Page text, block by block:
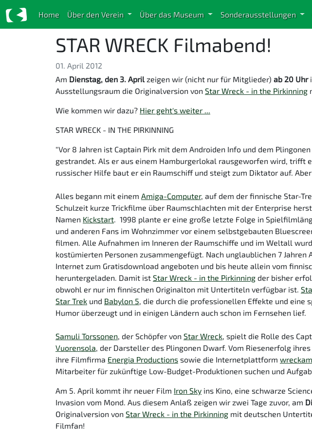
Home Über den Verein Über das Museum Sonderausstellungen
STAR WRECK Filmabend!
01. April 2012
Am Dienstag, den 3. April zeigen wir (nicht nur für Mitglieder) ab 20 Uhr
Ausstellungsraum die Originalversion von Star Wreck - in the Pirkinning
Wie kommen wir dazu? Hier geht's weiter ...
STAR WRECK - IN THE PIRKINNING
"Vor 8 Jahren ist Captain Pirk mit dem Androiden Info und dem
gestrandet. Als er aus einem Hamburgerlokal rausgeworfen wird, trifft
russischer Hilfe baut er ein Raumschiff und steigt zum Diktator auf.
Alles begann mit einem Amiga-Computer, auf dem der finnische Star-
Schulzeit kurze Trickfilme über Raumschlachten mit der Enterprise
Namen Kickstart. 1998 plante er eine große letzte Folge in
und anderen Fans im Wohnzimmer vor einem selbstgebauten
filmen. Alle Aufnahmen im Inneren der Raumschiffe und im Weltall
kostümierten Personen zusammengefügt. Nach unglaublichen 7
Internet zum Gratisdownload angeboten und bis heute allein vom
heruntergeladen. Damit ist Star Wreck - in the Pirkinning der bisher
obwohl er nur im finnischen Originalton mit Untertiteln verfügbar ist.
Star Trek und Babylon 5, die durch die professionellen Effekte und eine
Humor überzeugt und in einigen Ländern auch schon im Fernsehen lief.
Samuli Torssonen, der Schöpfer von Star Wreck, spielt die Rolle des
Vuorensola, der Darsteller des Plingonen Dwarf. Vom Riesenerfolg
ihre Filmfirma Energia Productions sowie die Internetplattform
Mitarbeiter für zukünftige Low-Budget-Produktionen suchen und
Am 5. April kommt ihr neuer Film Iron Sky ins Kino, eine schwarze
Invasion vom Mond. Aus diesem Anlaß zeigen wir zwei Tage zuvor, am
Originalversion von Star Wreck - in the Pirkinning mit deutschen
Filmfan!